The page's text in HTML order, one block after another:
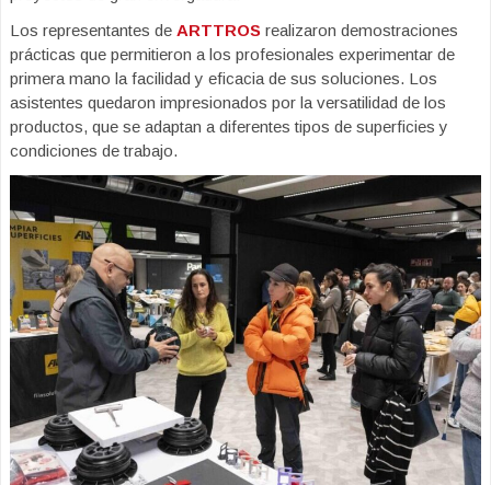
Los representantes de ARTTROS realizaron demostraciones
prácticas que permitieron a los profesionales experimentar de
primera mano la facilidad y eficacia de sus soluciones. Los
asistentes quedaron impresionados por la versatilidad de los
productos, que se adaptan a diferentes tipos de superficies y
condiciones de trabajo.